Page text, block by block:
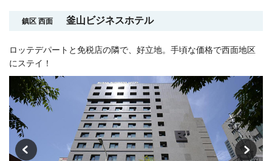
鎮区 西面 釜山ビジネスホテル
ロッテデパートと免税店の隣で、好立地。手頃な価格で西面地区
にステイ！